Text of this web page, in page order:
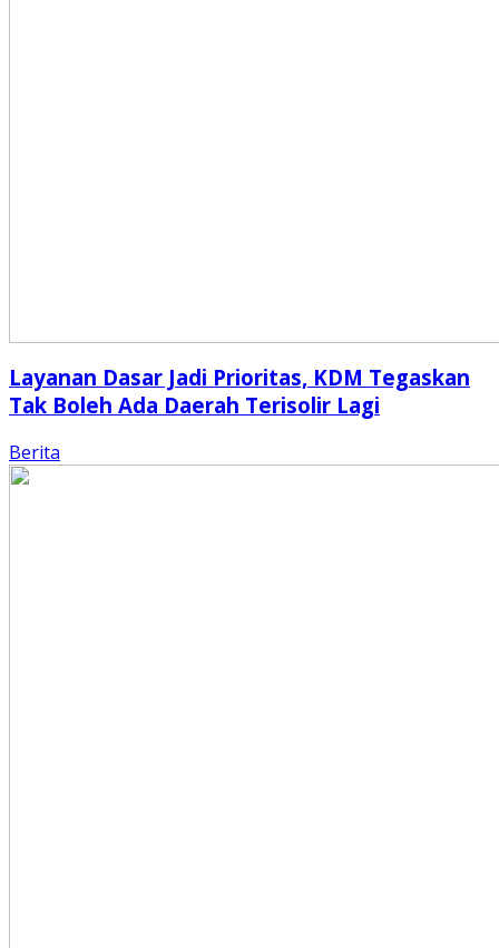
Layanan Dasar Jadi Prioritas, KDM Tegaskan
Tak Boleh Ada Daerah Terisolir Lagi
Berita